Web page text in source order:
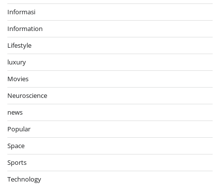
Informasi
Information
Lifestyle
luxury
Movies
Neuroscience
news
Popular
Space
Sports
Technology